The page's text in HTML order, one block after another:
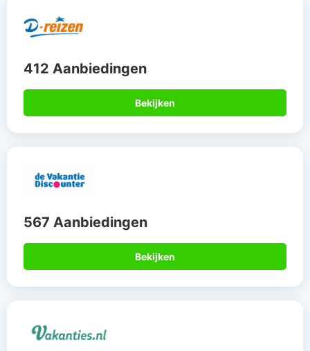
412 Aanbiedingen
Bekijken
567 Aanbiedingen
Bekijken